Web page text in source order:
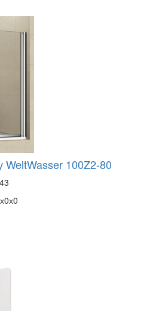
WeltWasser 100Z2-80